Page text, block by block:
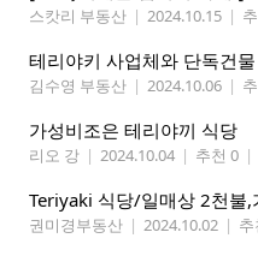
스캇리 부동산 | 2024.10.15 |
테리야키 사업체와 단독건
김수영 부동산 | 2024.10.06 |
가성비조은 테리야끼 식당
리오 강 | 2024.10.04 | 추천 0 |
권미경부동산 | 2024.10.02 |